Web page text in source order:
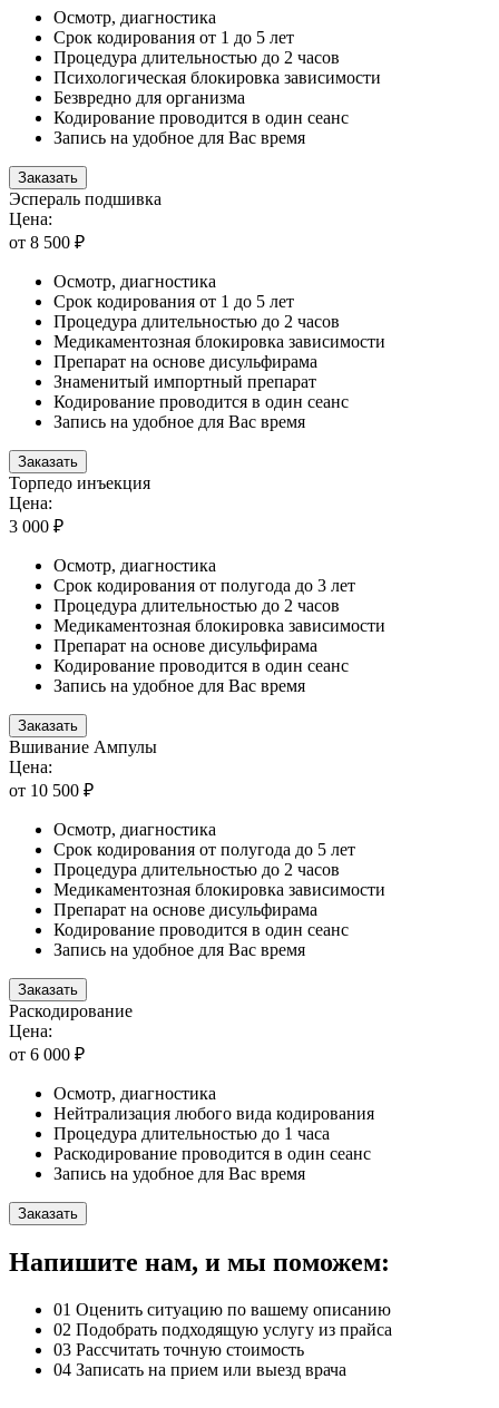
Осмотр, диагностика
Срок кодирования от 1 до 5 лет
Процедура длительностью до 2 часов
Психологическая блокировка зависимости
Безвредно для организма
Кодирование проводится в один сеанс
Запись на удобное для Вас время
Заказать
Эспераль подшивка
Цена:
от 8 500 ₽
Осмотр, диагностика
Срок кодирования от 1 до 5 лет
Процедура длительностью до 2 часов
Медикаментозная блокировка зависимости
Препарат на основе дисульфирама
Знаменитый импортный препарат
Кодирование проводится в один сеанс
Запись на удобное для Вас время
Заказать
Торпедо инъекция
Цена:
3 000 ₽
Осмотр, диагностика
Срок кодирования от полугода до 3 лет
Процедура длительностью до 2 часов
Медикаментозная блокировка зависимости
Препарат на основе дисульфирама
Кодирование проводится в один сеанс
Запись на удобное для Вас время
Заказать
Вшивание Ампулы
Цена:
от 10 500 ₽
Осмотр, диагностика
Срок кодирования от полугода до 5 лет
Процедура длительностью до 2 часов
Медикаментозная блокировка зависимости
Препарат на основе дисульфирама
Кодирование проводится в один сеанс
Запись на удобное для Вас время
Заказать
Раскодирование
Цена:
от 6 000 ₽
Осмотр, диагностика
Нейтрализация любого вида кодирования
Процедура длительностью до 1 часа
Раскодирование проводится в один сеанс
Запись на удобное для Вас время
Заказать
Напишите нам, и мы поможем:
01 Оценить ситуацию по вашему описанию
02 Подобрать подходящую услугу из прайса
03 Рассчитать точную стоимость
04 Записать на прием или выезд врача